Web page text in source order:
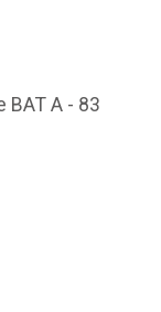
BAT A - 83